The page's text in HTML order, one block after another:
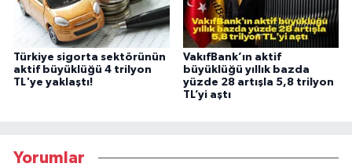
Türkiye sigorta sektörünün
aktif büyüklüğü 4 trilyon
TL'ye yaklaştı!
VakıfBank’ın aktif
büyüklüğü yıllık bazda
yüzde 28 artışla 5,8 trilyon
TL’yi aştı
Yorumlar